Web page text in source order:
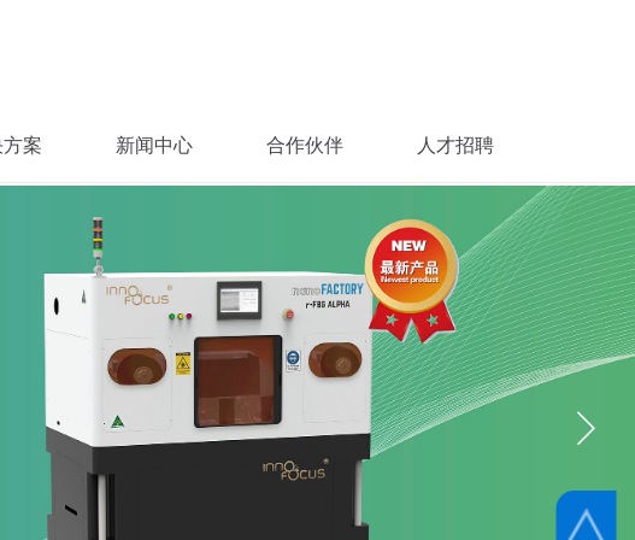
案 新闻中心 合作伙伴 人才招聘